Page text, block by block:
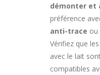
démonter et
préférence
anti-trace ou
Vérifiez que
avec le lait
compatibles